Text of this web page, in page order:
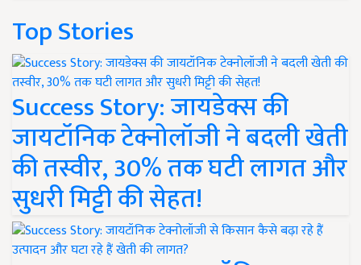
Top Stories
Success Story: जायडेक्स की
जायटॉनिक टेक्नोलॉजी ने बदली खेती
की तस्वीर, 30% तक घटी लागत और
सुधरी मिट्टी की सेहत!